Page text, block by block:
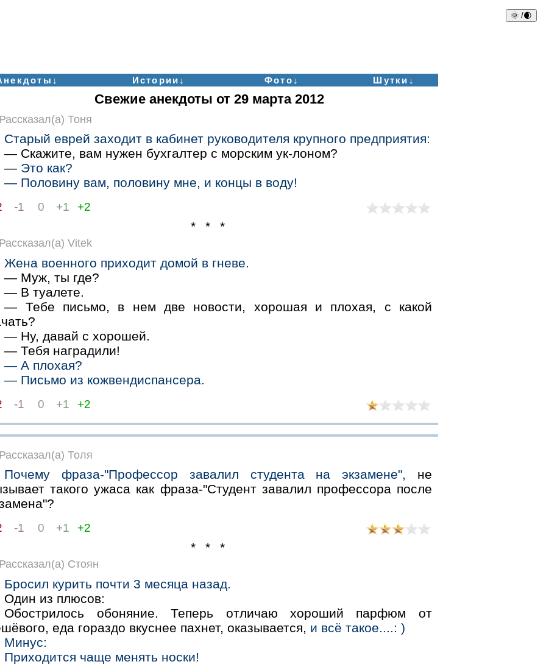
🌞 /🌒
Истории↓ Фото↓ Шутки↓
Свежие анекдоты от 29 марта 2012
Рассказал(а) Тоня
Старый еврей заходит в кабинет руководителя крупного предприятия:
— Скажите, вам нужен бухгалтер с морским ук-лоном?
— Это как?
— Половину вам, половину мне, и концы в воду!
-1 0 +1 +2
* * *
Рассказал(а) Vitek
Жена военного приходит домой в гневе.
— Муж, ты где?
— В туалете.
— Тебе письмо, в нем две новости, хорошая и плохая, с какой
— Ну, давай с хорошей.
— Тебя наградили!
— А плохая?
— Письмо из кожвендиспансера.
-1 0 +1 +2
Рассказал(а) Толя
Почему фраза-"Профессор завалил студента на экзамене", не
такого ужаса как фраза-"Студент завалил профессора после
-1 0 +1 +2
* * *
Рассказал(а) Стоян
Бросил курить почти 3 месяца назад.
Один из плюсов:
Обострилось обоняние. Теперь отличаю хороший парфюм от
еда гораздо вкуснее пахнет, оказывается, и всё такое....: )
Минус:
Приходится чаще менять носки!